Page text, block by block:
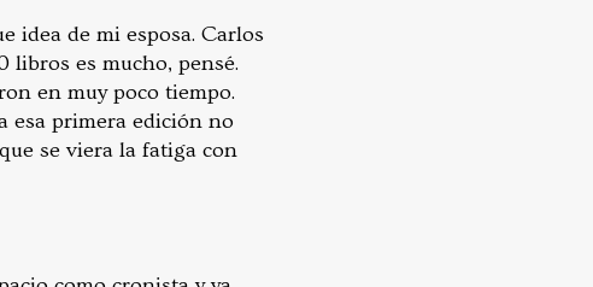
idea de mi esposa. Carlos
libros es mucho, pensé.
en muy poco tiempo.
esa primera edición no
se viera la fatiga con